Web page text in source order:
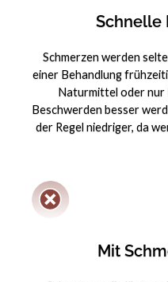
Schnelle
Schmerzen werden
einer Behandlung
Naturmittel oder nur
Beschwerden besser
der Regel niedriger, da
Mit